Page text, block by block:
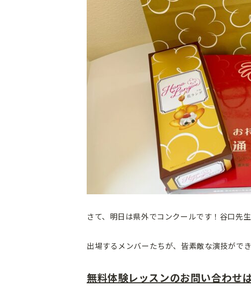
さて、明日は県外でコンクールです！谷口先
出場するメンバーたちが、皆素敵な演技がで
無料体験レッスンのお問い合わせ